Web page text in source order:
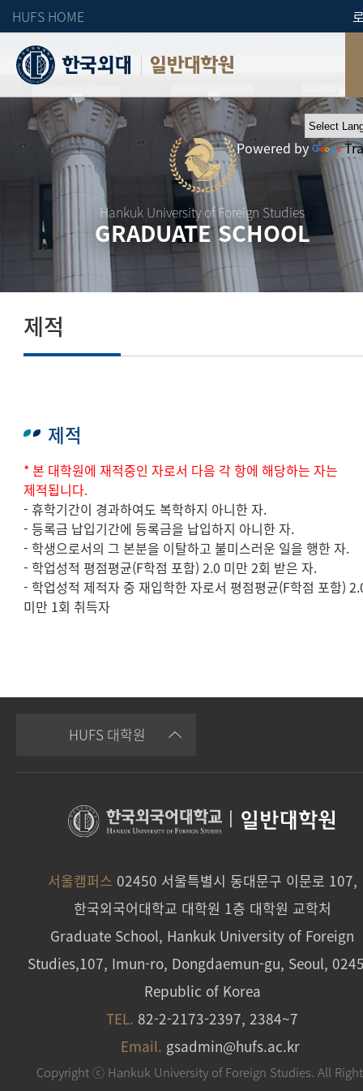
HUFS HOME
일반대학원
Hankuk University of Foreign Studies
GRADUATE SCHOOL
Powered by
제적
제적
* 본 대학원에 재적중인 자로서 다음 각 항에 해당하는 자는
제적됩니다.
- 휴학기간이 경과하여도 복학하지 아니한 자.
- 등록금 납입기간에 등록금을 납입하지 아니한 자.
- 학생으로서의 그 본분을 이탈하고 불미스러운 일을 행한 자.
- 학업성적 평점평균(F학점 포함) 2.0 미만 2회 받은 자.
- 학업성적 제적자 중 재입학한 자로서 평점평균(F학점 포함)
미만 1회 취득자
HUFS 대학원
일반대학원
서울캠퍼스 02450 서울특별시 동대문구 이문로 107,
한국외국어대학교 대학원 1층 대학원 교학처
Graduate School, Hankuk University of Foreign
Studies,107, Imun-ro, Dongdaemun-gu, Seoul,
Republic of Korea
TEL. 82-2-2173-2397, 2384~7
Email. gsadmin@hufs.ac.kr
Copyright ⓒ Hankuk University of Foreign Studies. All